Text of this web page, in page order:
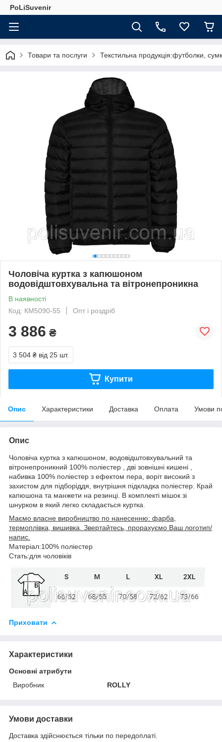
PoLiSuvenir
Товари та послуги Текстильна продукція:футболки,
Чоловіча куртка з капюшоном
водовідштовхувальна та вітронепроникна
В наявності
Код: КМ5090-55
Опт і роздріб
3 886 ₴
3 504 ₴ від 25 шт.
Купити
Опис Характеристики Доставка Оплата Умови
Опис
Чоловіча куртка з капюшоном, водовідштовхувальний та
вітронепроникний 100% поліестер , дві зовнішні кишені ,
набивка 100% поліестер з ефектом пера, воріт високий з
захистом для підборіддя, внутрішня підкладка поліестер. Край
капюшона та манжети на резинці. В комплекті мішок зі
шнурком в який легко складається куртка.
Маємо власне виробництво по нанесенню: фарба,
термоплівка, вишивка. Звертайтесь, прорахуємо Ваш логотип/
напис.
Матеріал:100% поліестер
Стать:для чоловіків
Приховати
Характеристики
Основні атрибути
Виробник
ROLLY
Умови доставки
Доставка здійснюється тільки по передоплаті.